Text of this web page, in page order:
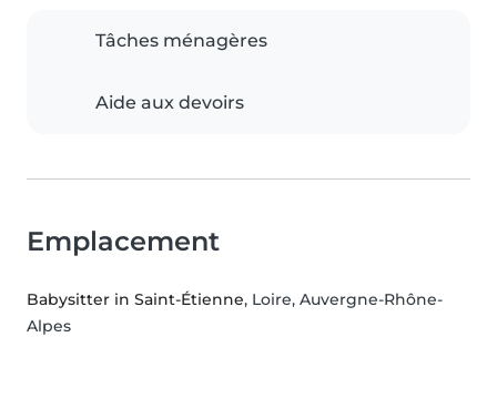
Tâches ménagères
Aide aux devoirs
Emplacement
Babysitter in Saint-Étienne, Loire, Auvergne-Rhône-
Alpes